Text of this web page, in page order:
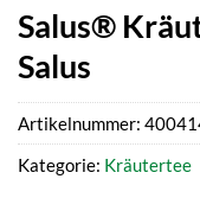
Salus®
Salus
Artikelnummer:
Kategorie: Kräutertee